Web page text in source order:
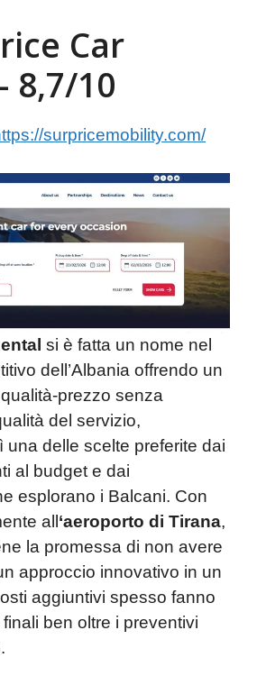
Car
8,7/10
surpricemobility.com/
si è fatta un nome nel
dell’Albania offrendo un
prezzo senza
del servizio,
una delle scelte preferite dai
al budget e dai
esplorano i Balcani. Con
all ‘aeroporto di Tirana,
la promessa di non avere
approccio innovativo in un
aggiuntivi spesso fanno
finali ben oltre i preventivi
.